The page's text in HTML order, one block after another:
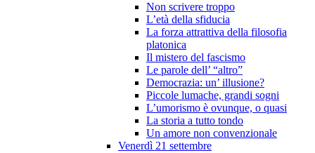
Non scrivere troppo
L’età della sfiducia
La forza attrattiva della filosofia
platonica
Il mistero del fascismo
Le parole dell’ “altro”
Democrazia: un’ illusione?
Piccole lumache, grandi sogni
L’umorismo è ovunque, o quasi
La storia a tutto tondo
Un amore non convenzionale
Venerdì 21 settembre